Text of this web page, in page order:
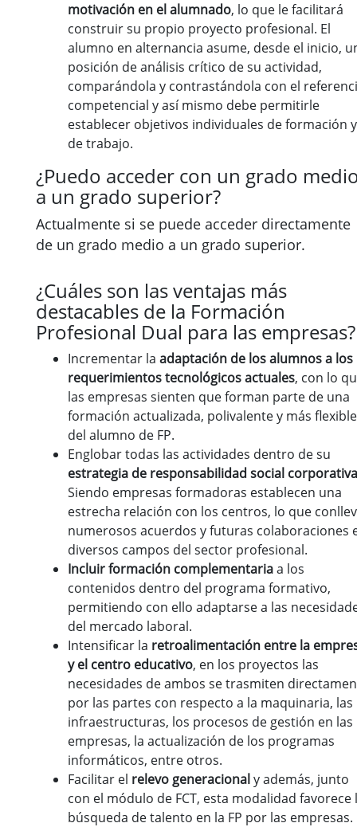
motivación en el alumnado, lo que le facilitará
construir su propio proyecto profesional. El
alumno en alternancia asume, desde el inicio,
posición de análisis crítico de su actividad,
comparándola y contrastándola con el
competencial y así mismo debe permitirle
establecer objetivos individuales de formación y
de trabajo.
¿Puedo acceder con un grado
a un grado superior?
Actualmente si se puede acceder directamente
de un grado medio a un grado superior.
¿Cuáles son las ventajas más
destacables de la Formación
Profesional Dual para las empresas?
Incrementar la adaptación de los alumnos a los
requerimientos tecnológicos actuales, con lo
las empresas sienten que forman parte de una
formación actualizada, polivalente y más flexible
del alumno de FP.
Englobar todas las actividades dentro de su
estrategia de responsabilidad social corporativa
Siendo empresas formadoras establecen una
estrecha relación con los centros, lo que
numerosos acuerdos y futuras colaboraciones
diversos campos del sector profesional.
Incluir formación complementariaa los
contenidos dentro del programa formativo,
permitiendo con ello adaptarse a las
del mercado laboral.
Intensificar la retroalimentación entre la
y el centro educativo, en los proyectos las
necesidades de ambos se trasmiten
por las partes con respecto a la maquinaria, las
infraestructuras, los procesos de gestión en las
empresas, la actualización de los programas
informáticos, entre otros.
Facilitar el relevo generacionaly además, junto
con el módulo de FCT, esta modalidad favorece
búsqueda de talento en la FP por las empresas.